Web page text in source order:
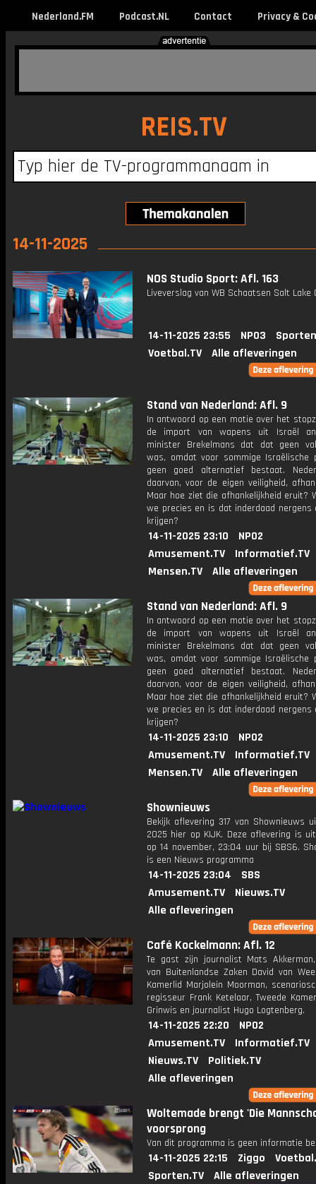
Nederland.FM Podcast.NL Contact Privacy &
REIS.TV
14-11-2025
NOS Studio Sport: Afl. 163
Liveverslag van WB Schaatsen Salt Lake
14-11-2025 23:55 NPO3
Voetbal.TV
Alle afleveringen
Stand van Nederland: Afl. 9
In antwoord op een motie over het
de import van wapens uit Israël
minister Brekelmans dat dat geen
was, omdat voor sommige Israëlische
geen goed alternatief bestaat.
daarvan, voor de eigen veiligheid,
Maar hoe ziet die afhankelijkheid eruit?
we precies en is dat inderdaad nergens
krijgen?
14-11-2025 23:10
NPO2
Amusement.TV
Informatief.TV
Mensen.TV
Alle afleveringen
Stand van Nederland: Afl. 9
In antwoord op een motie over het
de import van wapens uit Israël
minister Brekelmans dat dat geen
was, omdat voor sommige Israëlische
geen goed alternatief bestaat.
daarvan, voor de eigen veiligheid,
Maar hoe ziet die afhankelijkheid eruit?
we precies en is dat inderdaad nergens
krijgen?
14-11-2025 23:10
NPO2
Amusement.TV
Informatief.TV
Mensen.TV
Alle afleveringen
Shownieuws
Bekijk aflevering 317 van Shownieuws
2025 hier op KIJK. Deze aflevering is
op 14 november, 23:04 uur bij SBS6.
is een Nieuws programma
14-11-2025 23:04
SBS
Amusement.TV
Nieuws.TV
Alle afleveringen
Café Kockelmann: Afl. 12
Te gast zijn journalist Mats
van Buitenlandse Zaken David van
Kamerlid Marjolein Moorman,
regisseur Frank Ketelaar, Tweede
Grinwis en journalist Hugo Logtenberg.
14-11-2025 22:20
NPO2
Amusement.TV
Informatief.TV
Nieuws.TV
Politiek.TV
Alle afleveringen
Woltemade brengt 'Die
voorsprong
Van dit programma is geen informatie
14-11-2025 22:15 Ziggo
Sporten.TV
Alle afleveringen